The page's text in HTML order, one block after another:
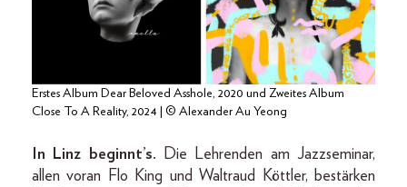
Erstes Album Dear Beloved Asshole, 2020 und Zweites Album
Close To A Reality, 2024 | © Alexander Au Yeong
In Linz beginnt’s. Die Lehrenden am Jazzseminar,
allen voran Flo King und Waltraud Köttler, bestärken